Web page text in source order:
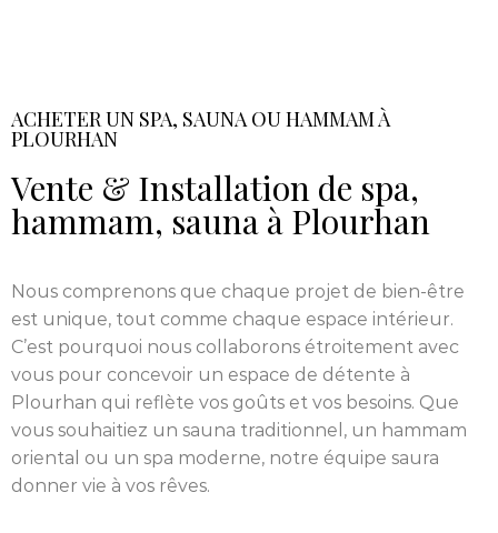
ACHETER UN SPA, SAUNA OU HAMMAM À
PLOURHAN
Vente & Installation de spa,
hammam, sauna à Plourhan
Nous comprenons que chaque projet de bien-être
est unique, tout comme chaque espace intérieur.
C’est pourquoi nous collaborons étroitement avec
vous pour concevoir un espace de détente à
Plourhan qui reflète vos goûts et vos besoins. Que
vous souhaitiez un sauna traditionnel, un hammam
oriental ou un spa moderne, notre équipe saura
donner vie à vos rêves.